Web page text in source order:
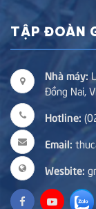
TẬP ĐOÀN
Nhà máy:
Đồng Nai,
Hotline:
Email:
Wesbite: